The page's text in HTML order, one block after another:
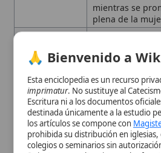
histórico del
moderno
La enseñanza
sobre la dignidad
mujer
Críticas de la
feminismo secular
destinada únicamente a la estudio
los artículos se compone con
prohibida su distribución en iglesias,
colegios o seminarios sin autorización
colaborar en la perfección de los artículos
del menú superior. Entrando a la
aviso legal.